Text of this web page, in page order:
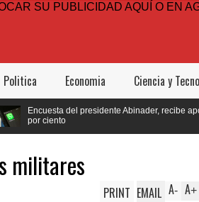
SU PUBLICIDAD AQUÍ O EN
Politica Economia Ciencia y
Abinader, recibe apoyo de la población a la
militares
A+
A-
PRINT EMAIL